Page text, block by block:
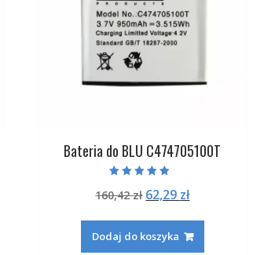
Bateria do BLU C474705100T
4.50
na 5
160,42zł Pierwotna
wynosiła:
160,42 zł.
62,29 złAktualna
62,29 zł.
Dodaj do koszyka